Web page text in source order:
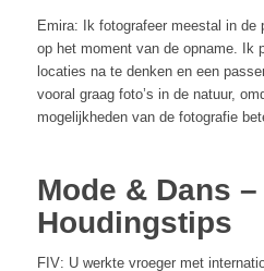
Emira: Ik fotografeer meestal in de
op het moment van de opname. Ik
locaties na te denken en een
vooral graag foto’s in de natuur,
mogelijkheden van de fotografie
Mode & Dans –
Houdingstips
FIV: U werkte vroeger met